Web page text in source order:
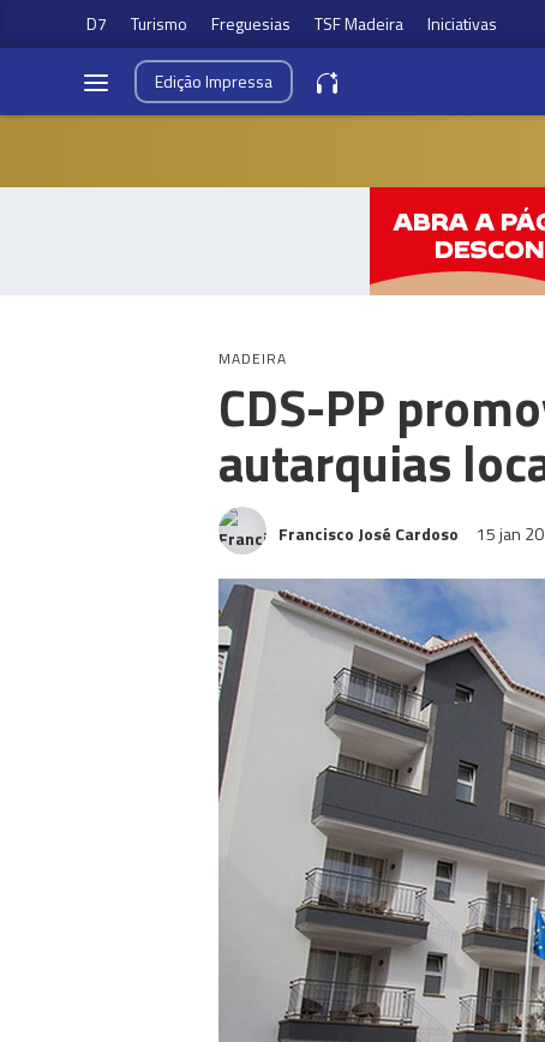
D7 Turismo Freguesias TSF Madeira Iniciativas
EdiçãoImpressa
MADEIRA
CDS-PP
autarquias
Francisco José Cardoso 15 jan